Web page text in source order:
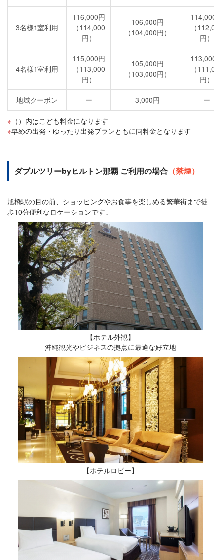
3名様1室利用
116,000円
（114,000
円）
106,000円
（104,000円）
114,000
（
円）
4名様1室利用
115,000円
（113,000
円）
105,000円
（103,000円）
113,000
（
円）
地域クーポン ー 3,000円 ー
（）内はこども料金になります
早めの出発・ゆったり出発プランともに同料金となります
ダブルツリーbyヒルトン那覇 ご利用の場合 （禁煙）
旭橋駅の目の前、ショッピングやお食事を楽しめる繁華街まで徒
歩10分便利なロケーションです。
【ホテル外観】
沖縄観光やビジネスの拠点に最適な好立地
【ホテルロビー】